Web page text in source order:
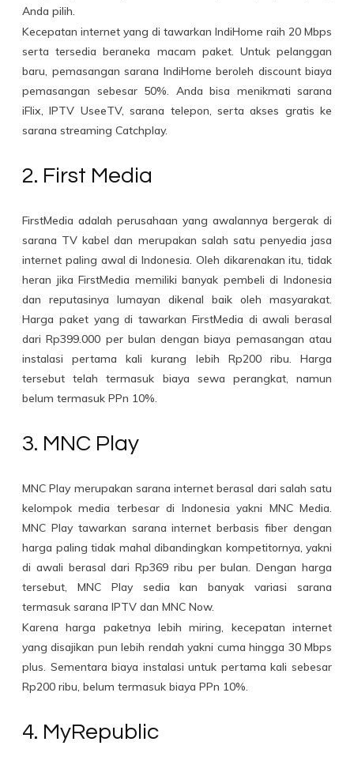
Anda pilih.
Kecepatan internet yang di tawarkan IndiHome raih 20 Mbps
serta tersedia beraneka macam paket. Untuk pelanggan
baru, pemasangan sarana IndiHome beroleh discount biaya
pemasangan sebesar 50%. Anda bisa menikmati sarana
iFlix, IPTV UseeTV, sarana telepon, serta akses gratis ke
sarana streaming Catchplay.
2. First Media
FirstMedia adalah perusahaan yang awalannya bergerak di
sarana TV kabel dan merupakan salah satu penyedia jasa
internet paling awal di Indonesia. Oleh dikarenakan itu, tidak
heran jika FirstMedia memiliki banyak pembeli di Indonesia
dan reputasinya lumayan dikenal baik oleh masyarakat.
Harga paket yang di tawarkan FirstMedia di awali berasal
dari Rp399.000 per bulan dengan biaya pemasangan atau
instalasi pertama kali kurang lebih Rp200 ribu. Harga
tersebut telah termasuk biaya sewa perangkat, namun
belum termasuk PPn 10%.
3. MNC Play
MNC Play merupakan sarana internet berasal dari salah satu
kelompok media terbesar di Indonesia yakni MNC Media.
MNC Play tawarkan sarana internet berbasis fiber dengan
harga paling tidak mahal dibandingkan kompetitornya, yakni
di awali berasal dari Rp369 ribu per bulan. Dengan harga
tersebut, MNC Play sedia kan banyak variasi sarana
termasuk sarana IPTV dan MNC Now.
Karena harga paketnya lebih miring, kecepatan internet
yang disajikan pun lebih rendah yakni cuma hingga 30 Mbps
plus. Sementara biaya instalasi untuk pertama kali sebesar
Rp200 ribu, belum termasuk biaya PPn 10%.
4. MyRepublic